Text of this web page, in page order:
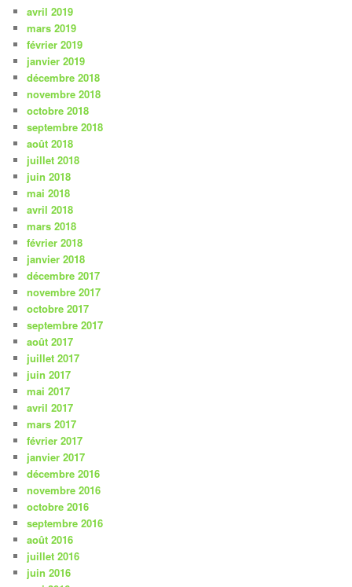
avril 2019
mars 2019
février 2019
janvier 2019
décembre 2018
novembre 2018
octobre 2018
septembre 2018
août 2018
juillet 2018
juin 2018
mai 2018
avril 2018
mars 2018
février 2018
janvier 2018
décembre 2017
novembre 2017
octobre 2017
septembre 2017
août 2017
juillet 2017
juin 2017
mai 2017
avril 2017
mars 2017
février 2017
janvier 2017
décembre 2016
novembre 2016
octobre 2016
septembre 2016
août 2016
juillet 2016
juin 2016